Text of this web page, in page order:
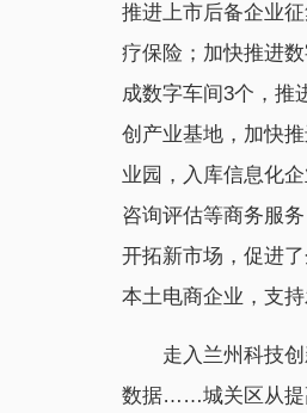
推进上市后备企业
疗保险；加快推进
成数字车间3个，推
创产业基地，加快
业园，入库信息化
咨询评估等商务服
开拓新市场，促进
本土电商企业，支
走入兰州科技
数据……城关区从提